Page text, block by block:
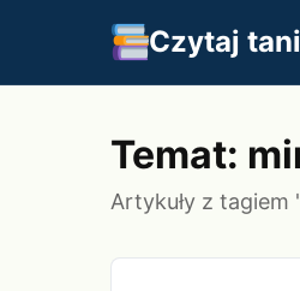
Czytaj
Temat:
Artykuły z tagiem